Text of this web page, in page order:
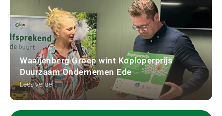
Waaijenberg Groep wint Koploperprijs
Duurzaam Ondernemen Ede
Lees verder